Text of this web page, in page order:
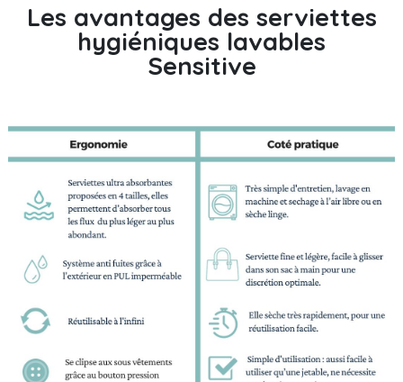
Les avantages des serviettes
hygiéniques lavables
Sensitive